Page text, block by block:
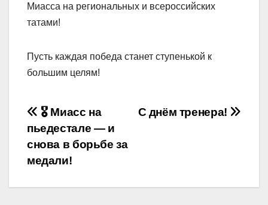
Миасса на региональных и всероссийских
татами!
Пусть каждая победа станет ступенькой к
большим целям!
Навигация
по
записям
С днём тренера!
🎖️ Миасс на
пьедестале — и
снова в борьбе за
медали!